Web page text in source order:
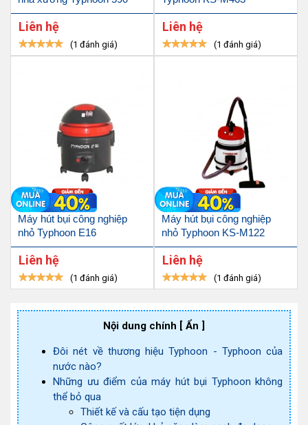
Liên hệ
(1 đánh giá)
Liên hệ
(1 đánh giá)
Máy hút bụi công nghiệp
nhỏ Typhoon E16
Liên hệ
(1 đánh giá)
Máy hút bụi công nghiệp
nhỏ Typhoon KS-M122
Liên hệ
(1 đánh giá)
Nội dung chính [ Ẩn ]
Đôi nét về thương hiệu Typhoon - Typhoon của
nước nào?
Những ưu điểm của máy hút bụi Typhoon không
thể bỏ qua
Thiết kế và cấu tạo tiện dụng